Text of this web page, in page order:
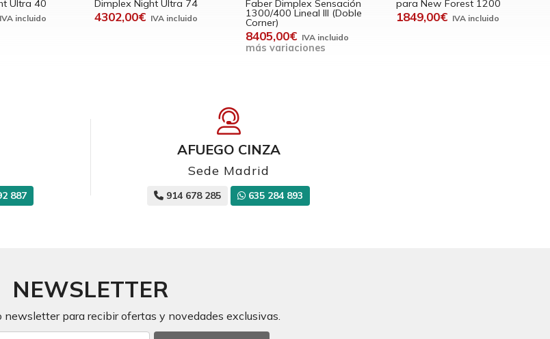
Ultra 40 Dimplex Night Ultra 74
4302,00€
Faber Dimplex Sensación
1300/400 Lineal III (Doble
Corner)
8405,00€
más variaciones
para New Forest 1200
1849,00€
887
AFUEGO CINZA
Sede Madrid
914 678 285 635 284 893
NEWSLETTER
newsletter para recibir ofertas y novedades exclusivas.